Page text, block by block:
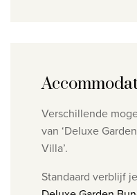
Verschillende
van ‘Deluxe
Villa’.
Standaard verblijf